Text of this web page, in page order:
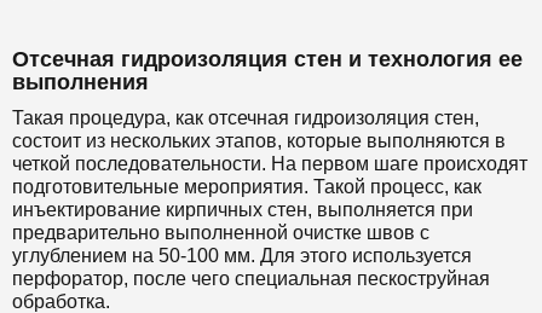
Отсечная гидроизоляция стен и технология ее
выполнения
Такая процедура, как отсечная гидроизоляция стен,
состоит из нескольких этапов, которые выполняются в
четкой последовательности. На первом шаге происходят
подготовительные мероприятия. Такой процесс, как
инъектирование кирпичных стен, выполняется при
предварительно выполненной очистке швов с
углублением на 50-100 мм. Для этого используется
перфоратор, после чего специальная пескоструйная
обработка.